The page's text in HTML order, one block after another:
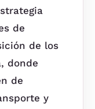
de
de los
donde
de
y